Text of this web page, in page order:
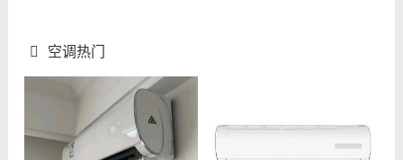
空调热门